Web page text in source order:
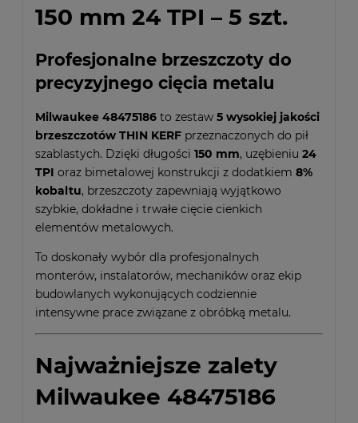
150 mm 24 TPI – 5 szt.
Profesjonalne brzeszczoty do
precyzyjnego cięcia metalu
Milwaukee 48475186 to zestaw 5 wysokiej jakości
brzeszczotów THIN KERF przeznaczonych do pił
szablastych. Dzięki długości 150 mm, uzębieniu 24
TPI oraz bimetalowej konstrukcji z dodatkiem 8%
kobaltu, brzeszczoty zapewniają wyjątkowo
szybkie, dokładne i trwałe cięcie cienkich
elementów metalowych.
To doskonały wybór dla profesjonalnych
monterów, instalatorów, mechaników oraz ekip
budowlanych wykonujących codziennie
intensywne prace związane z obróbką metalu.
Najważniejsze zalety
Milwaukee 48475186